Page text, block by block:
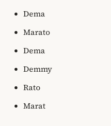
Dema
Marato
Dema
Demmy
Rato
Marat